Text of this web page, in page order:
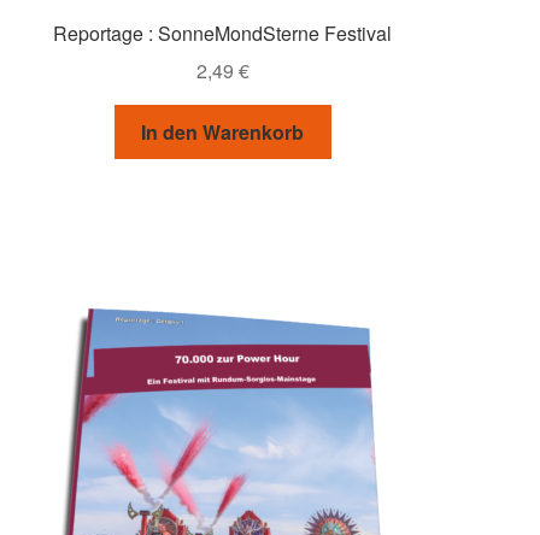
Reportage : SonneMondSterne Festival
2,49 €
In den Warenkorb